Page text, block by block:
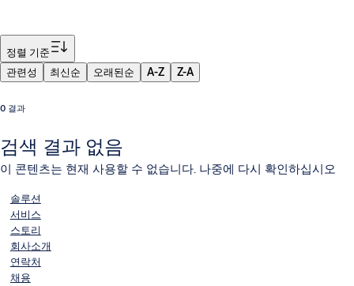
터
정렬 기준
관련성
최신순 오래된순 A-Z Z-A
0 결과
검색 결과 없음
이 콘텐츠는 현재 사용할 수 없습니다. 나중에 다시 확인하십시오
솔루션
서비스
스토리
회사소개
연락처
채용